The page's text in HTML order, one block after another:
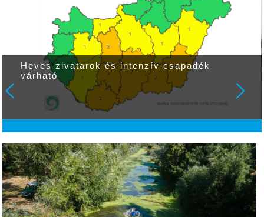
Heves zivatarok és intenzív csapadék
várható